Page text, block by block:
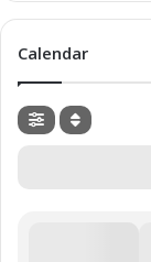
Calendar